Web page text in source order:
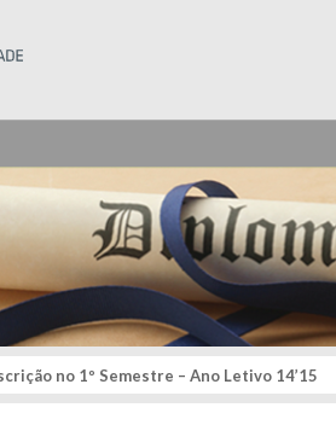
no 1º Semestre – Ano Letivo 14’15